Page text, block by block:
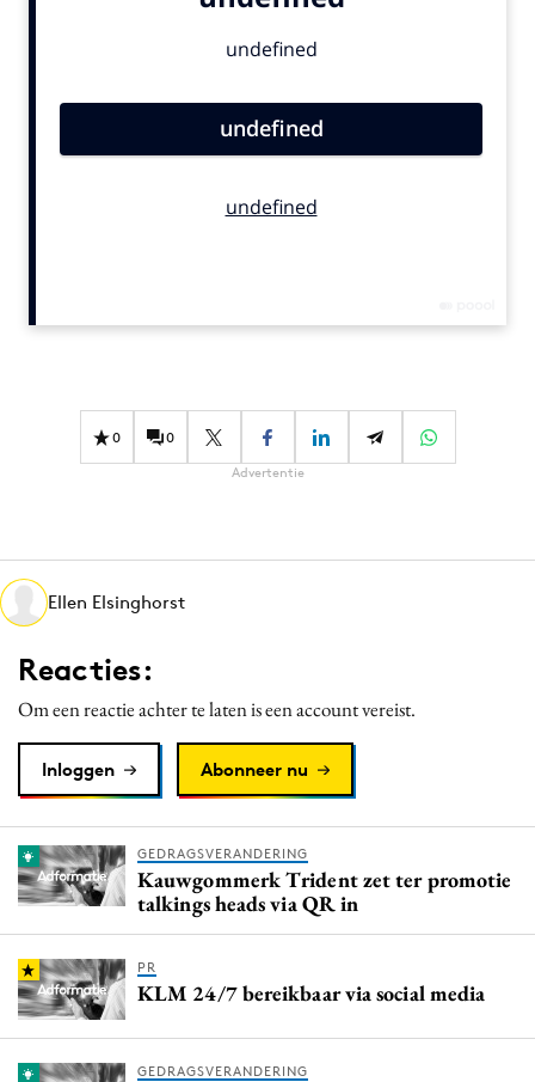
Gedragsverandering
Influencer marketing
Media
Merkstrategie
PR
Programmatic
Purpose Marketing
Reputatie & crisis
0 0
Advertentie
Ellen Elsinghorst
Reacties:
Om een reactie achter te laten is een account vereist.
Inloggen Abonneer nu
GEDRAGSVERANDERING
Kauwgommerk Trident zet ter promotie
talkings heads via QR in
PR
KLM 24/7 bereikbaar via social media
GEDRAGSVERANDERING